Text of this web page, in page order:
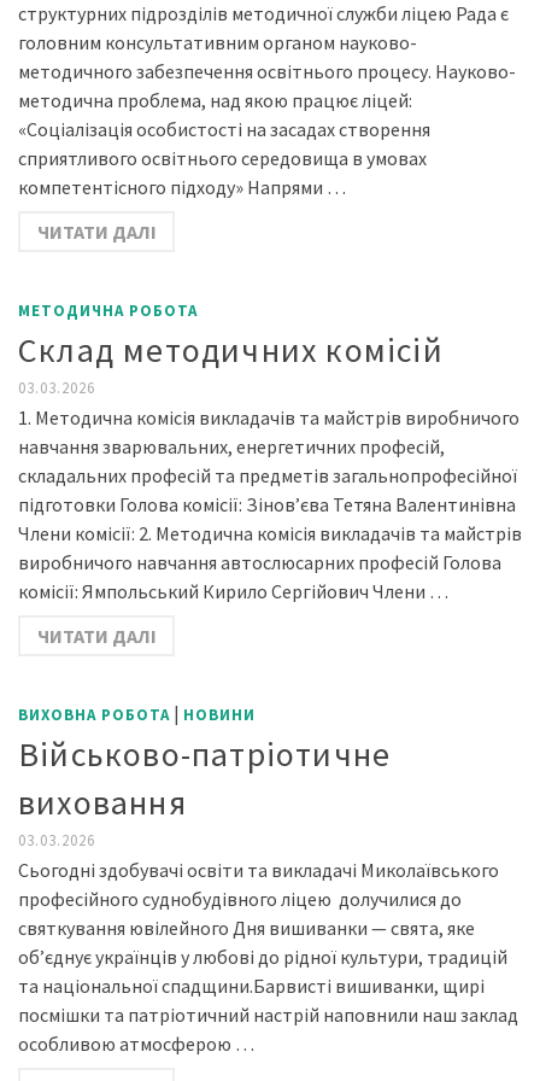
структурних підрозділів методичної служби ліцею Рада є
головним консультативним органом науково-
методичного забезпечення освітнього процесу. Науково-
методична проблема, над якою працює ліцей:
«Соціалізація особистості на засадах створення
сприятливого освітнього середовища в умовах
компетентісного підходу» Напрями …
ЧИТАТИ ДАЛІ
МЕТОДИЧНА РОБОТА
Склад методичних комісій
03.03.2026
1. Методична комісія викладачів та майстрів виробничого
навчання зварювальних, енергетичних професій,
складальних професій та предметів загальнопрофесійної
підготовки Голова комісії: Зінов’єва Тетяна Валентинівна
Члени комісії: 2. Методична комісія викладачів та майстрів
виробничого навчання автослюсарних професій Голова
комісії: Ямпольський Кирило Сергійович Члени …
ЧИТАТИ ДАЛІ
ВИХОВНА РОБОТА | НОВИНИ
Військово-патріотичне
виховання
03.03.2026
Сьогодні здобувачі освіти та викладачі Миколаївського
професійного суднобудівного ліцею долучилися до
святкування ювілейного Дня вишиванки — свята, яке
об’єднує українців у любові до рідної культури, традицій
та національної спадщини.Барвисті вишиванки, щирі
посмішки та патріотичний настрій наповнили наш заклад
особливою атмосферою …